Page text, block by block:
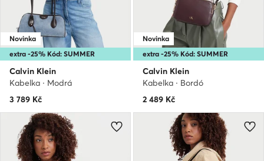
extra -25% Kód: SUMMER
Novinka
Calvin Klein
Kabelka · Modrá
3 789 Kč
extra -25% Kód: SUMMER
Novinka
Calvin Klein
Kabelka · Bordó
2 489 Kč